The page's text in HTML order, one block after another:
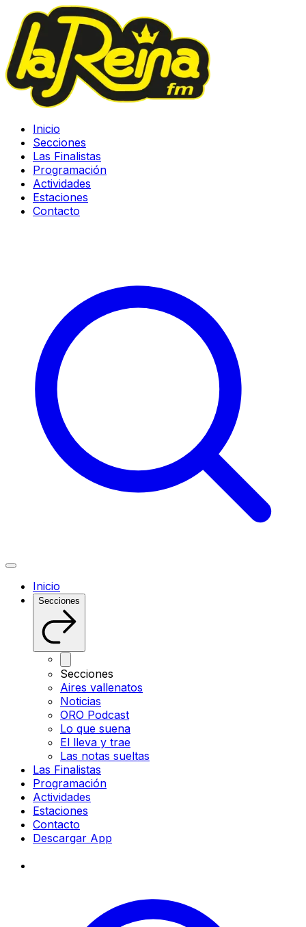
Inicio
Secciones
Las Finalistas
Programación
Actividades
Estaciones
Contacto
Inicio
Secciones
Secciones
Aires vallenatos
Noticias
ORO Podcast
Lo que suena
El lleva y trae
Las notas sueltas
Las Finalistas
Programación
Actividades
Estaciones
Contacto
Descargar App